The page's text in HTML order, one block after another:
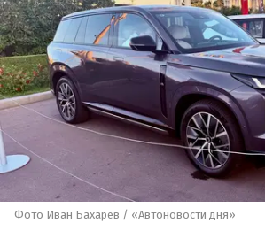
Фото Иван Бахарев / «Автоновости дня»